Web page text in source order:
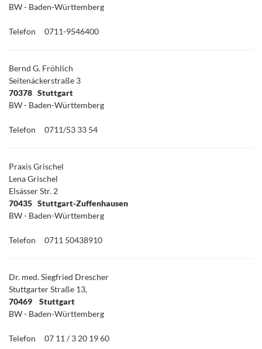
BW - Baden-Württemberg
Telefon 0711-9546400
Bernd G. Fröhlich
Seitenäckerstraße 3
70378 Stuttgart
BW - Baden-Württemberg
Telefon 0711/53 33 54
Praxis Grischel
Lena Grischel
Elsässer Str. 2
70435 Stuttgart-Zuffenhausen
BW - Baden-Württemberg
Telefon 0711 50438910
Dr. med. Siegfried Drescher
Stuttgarter Straße 13,
70469 Stuttgart
BW - Baden-Württemberg
Telefon 07 11 / 3 20 19 60